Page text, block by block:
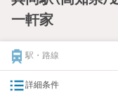
一軒家
駅・路線
詳細条件